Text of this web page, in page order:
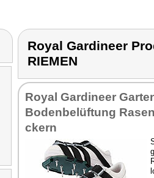
Royal Gardineer
RIEMEN
Roy­al Gar­dineer
Bo­den­be­lüf­tung
ckern